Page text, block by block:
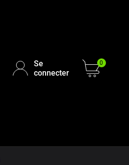
Se
connecter
0